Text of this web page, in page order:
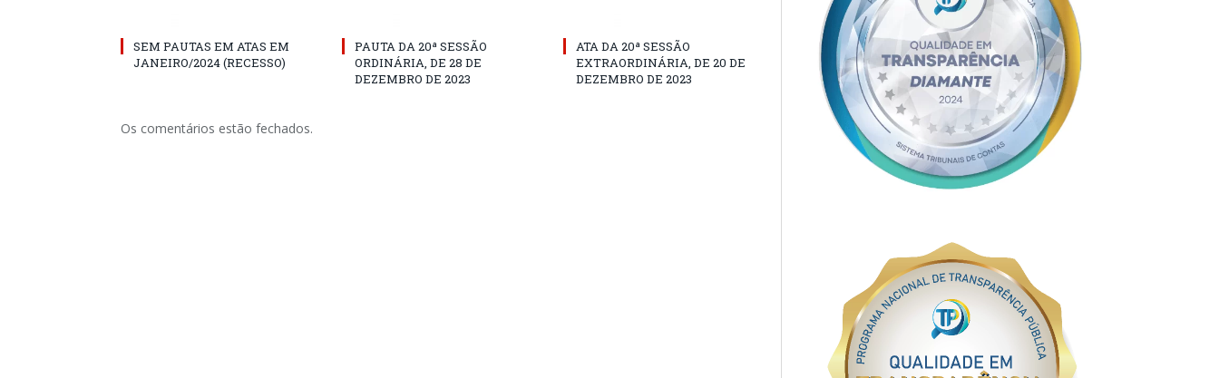
SEM PAUTAS EM ATAS EM
JANEIRO/2024 (RECESSO)
PAUTA DA 20ª SESSÃO
ORDINÁRIA, DE 28 DE
DEZEMBRO DE 2023
ATA DA 20ª SESSÃO
EXTRAORDINÁRIA, DE 20 DE
DEZEMBRO DE 2023
Os comentários estão fechados.